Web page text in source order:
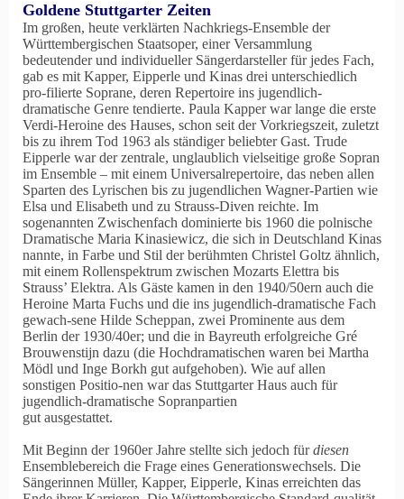
Goldene Stuttgarter Zeiten
Im großen, heute verklärten Nachkriegs-Ensemble der
Württembergischen Staatsoper, einer Versammlung
bedeutender und individueller Sängerdarsteller für jedes Fach,
gab es mit Kapper, Eipperle und Kinas drei unterschiedlich
pro-filierte Soprane, deren Repertoire ins jugendlich-
dramatische Genre tendierte. Paula Kapper war lange die erste
Verdi-Heroine des Hauses, schon seit der Vorkriegszeit, zuletzt
bis zu ihrem Tod 1963 als ständiger beliebter Gast. Trude
Eipperle war der zentrale, unglaublich vielseitige große Sopran
im Ensemble – mit einem Universalrepertoire, das neben allen
Sparten des Lyrischen bis zu jugendlichen Wagner-Partien wie
Elsa und Elisabeth und zu Strauss-Diven reichte. Im
sogenannten Zwischenfach dominierte bis 1960 die polnische
Dramatische Maria Kinasiewicz, die sich in Deutschland Kinas
nannte, in Farbe und Stil der berühmten Christel Goltz ähnlich,
mit einem Rollenspektrum zwischen Mozarts Elettra bis
Strauss’ Elektra. Als Gäste kamen in den 1940/50ern auch die
Heroine Marta Fuchs und die ins jugendlich-dramatische Fach
gewach-sene Hilde Scheppan, zwei Prominente aus dem
Berlin der 1930/40er; und die in Bayreuth erfolgreiche Gré
Brouwenstijn dazu (die Hochdramatischen waren bei Martha
Mödl und Inge Borkh gut aufgehoben). Wie auf allen
sonstigen Positio-nen war das Stuttgarter Haus auch für
jugendlich-dramatische Sopranpartien
gut ausgestattet.
Mit Beginn der 1960er Jahre stellte sich jedoch fürdiesen
Ensemblebereich die Frage eines Generationswechsels. Die
Sängerinnen Müller, Kapper, Eipperle, Kinas erreichten das